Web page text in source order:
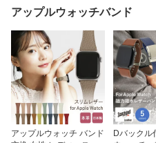
い applewatch 38mm 40
mm 41mm 42mm 44mm
45mm 46mm 49mm Seri
es1 2 3 4 5 6 7 SE 8 9 10
ultra M003
バンド 蛇
メンズ レ
バー
39-G
アップルウォッチバンド
アップルウォッチ バンド
Dバックル